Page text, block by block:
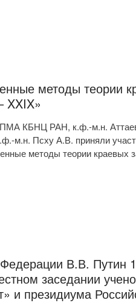
методы теории
XXIX»
КБНЦ РАН, к.ф.-м.н.
м.н. Псху А.В. приняли
методы теории краевых
В.В. Путин
заседании
и президиума